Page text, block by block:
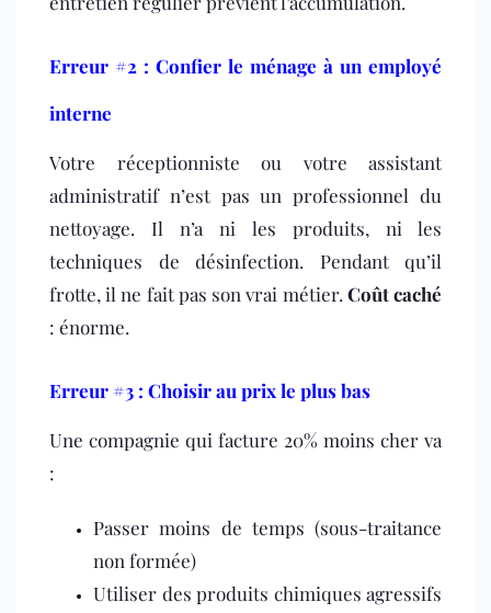
Erreur #2 : Confier le ménage à un employé
interne
Votre réceptionniste ou votre assistant
administratif n’est pas un professionnel du
nettoyage. Il n’a ni les produits, ni les
techniques de désinfection. Pendant qu’il
frotte, il ne fait pas son vrai métier.Coût caché
: énorme.
Erreur #3 : Choisir au prix le plus bas
Une compagnie qui facture 20% moins cher va
:
Passer moins de temps (sous-traitance
non formée)
Utiliser des produits chimiques agressifs